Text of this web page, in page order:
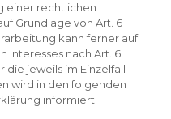
einer rechtlichen
Grundlage von Art. 6
kann ferner auf
Interesses nach Art. 6
die jeweils im Einzelfall
wird in den folgenden
informiert.